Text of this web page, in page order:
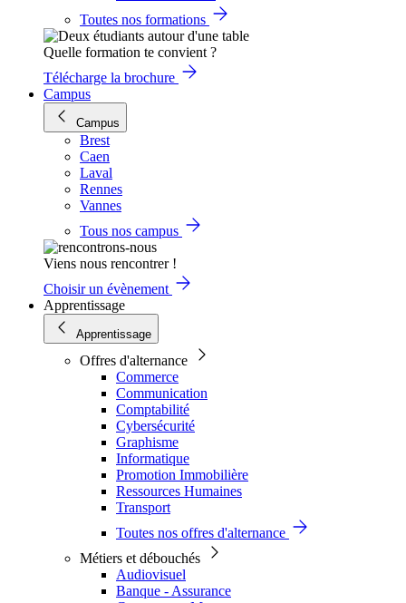
Toutes nos formations
Quelle formation te convient ?
Télécharge la brochure
Campus
Campus
Brest
Caen
Laval
Rennes
Vannes
Tous nos campus
Viens nous rencontrer !
Choisir un évènement
Apprentissage
Apprentissage
Offres d'alternance
Commerce
Communication
Comptabilité
Cybersécurité
Graphisme
Informatique
Promotion Immobilière
Ressources Humaines
Transport
Toutes nos offres d'alternance
Métiers et débouchés
Audiovisuel
Banque - Assurance